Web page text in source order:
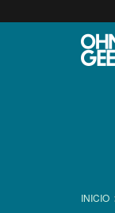
INICIO